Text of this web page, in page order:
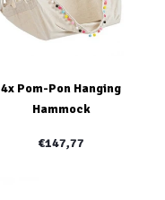
4x Pom-Pon Hanging
Hammock
€147,77